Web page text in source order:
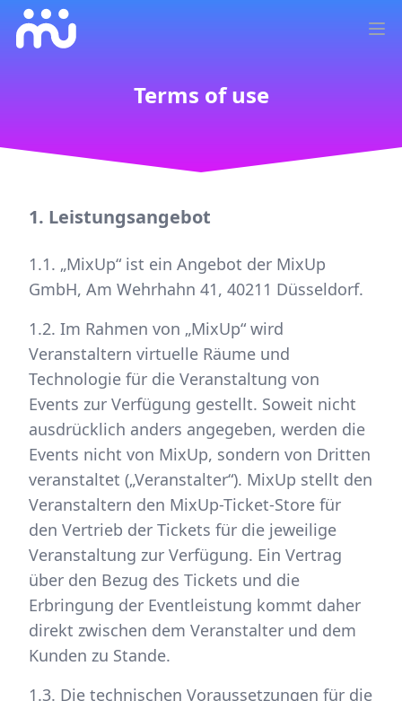
Terms of use
1. Leistungsangebot
1.1. „MixUp“ ist ein Angebot der MixUp
GmbH, Am Wehrhahn 41, 40211 Düsseldorf.
1.2. Im Rahmen von „MixUp“ wird
Veranstaltern virtuelle Räume und
Technologie für die Veranstaltung von
Events zur Verfügung gestellt. Soweit nicht
ausdrücklich anders angegeben, werden die
Events nicht von MixUp, sondern von Dritten
veranstaltet („Veranstalter“). MixUp stellt den
Veranstaltern den MixUp-Ticket-Store für
den Vertrieb der Tickets für die jeweilige
Veranstaltung zur Verfügung. Ein Vertrag
über den Bezug des Tickets und die
Erbringung der Eventleistung kommt daher
direkt zwischen dem Veranstalter und dem
Kunden zu Stande.
1.3. Die technischen Voraussetzungen für die